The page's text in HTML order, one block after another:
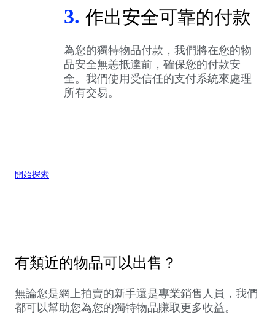
3. 作出安全可靠的付款
為您的獨特物品付款，我們將在您的物
品安全無恙抵達前，確保您的付款安
全。我們使用受信任的支付系統來處理
所有交易。
開始探索
有類近的物品可以出售？
無論您是網上拍賣的新手還是專業銷售人員，我們
都可以幫助您為您的獨特物品賺取更多收益。